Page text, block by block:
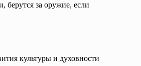
берутся за оружие, если
культуры и духовности